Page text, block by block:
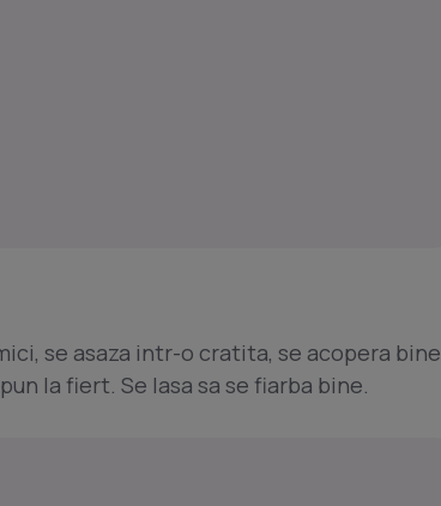
se asaza intr-o cratita, se acopera bine
la fiert. Se lasa sa se fiarba bine.